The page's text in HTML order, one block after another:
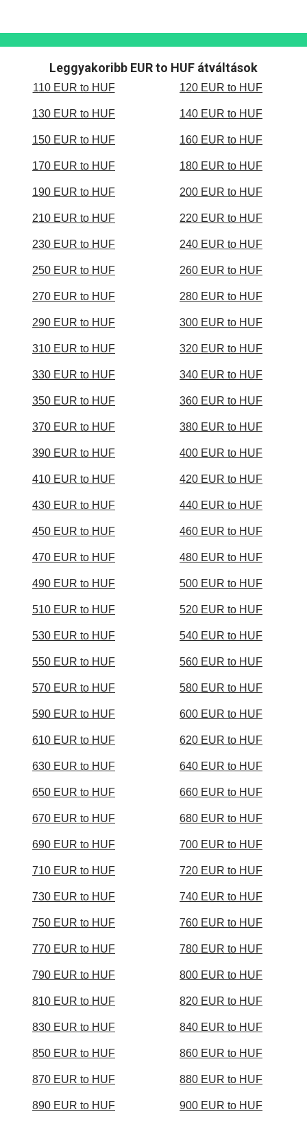
Leggyakoribb EUR to HUF átváltások
110 EUR to HUF 120 EUR to HUF
130 EUR to HUF 140 EUR to HUF
150 EUR to HUF 160 EUR to HUF
170 EUR to HUF 180 EUR to HUF
190 EUR to HUF 200 EUR to HUF
210 EUR to HUF 220 EUR to HUF
230 EUR to HUF 240 EUR to HUF
250 EUR to HUF 260 EUR to HUF
270 EUR to HUF 280 EUR to HUF
290 EUR to HUF 300 EUR to HUF
310 EUR to HUF 320 EUR to HUF
330 EUR to HUF 340 EUR to HUF
350 EUR to HUF 360 EUR to HUF
370 EUR to HUF 380 EUR to HUF
390 EUR to HUF 400 EUR to HUF
410 EUR to HUF 420 EUR to HUF
430 EUR to HUF 440 EUR to HUF
450 EUR to HUF 460 EUR to HUF
470 EUR to HUF 480 EUR to HUF
490 EUR to HUF 500 EUR to HUF
510 EUR to HUF 520 EUR to HUF
530 EUR to HUF 540 EUR to HUF
550 EUR to HUF 560 EUR to HUF
570 EUR to HUF 580 EUR to HUF
590 EUR to HUF 600 EUR to HUF
610 EUR to HUF 620 EUR to HUF
630 EUR to HUF 640 EUR to HUF
650 EUR to HUF 660 EUR to HUF
670 EUR to HUF 680 EUR to HUF
690 EUR to HUF 700 EUR to HUF
710 EUR to HUF 720 EUR to HUF
730 EUR to HUF 740 EUR to HUF
750 EUR to HUF 760 EUR to HUF
770 EUR to HUF 780 EUR to HUF
790 EUR to HUF 800 EUR to HUF
810 EUR to HUF 820 EUR to HUF
830 EUR to HUF 840 EUR to HUF
850 EUR to HUF 860 EUR to HUF
870 EUR to HUF 880 EUR to HUF
890 EUR to HUF 900 EUR to HUF